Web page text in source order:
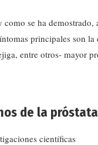
como se ha
principales son
entre otros- mayor
de la próstata
científicas